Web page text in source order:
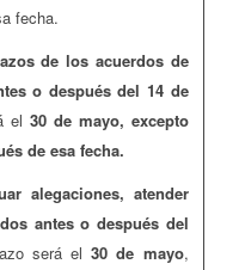
fecha.
de los acuerdos de
o después del 14 de
el 30 de mayo, excepto
de esa fecha.
alegaciones, atender
antes o después del
será el30 de mayo,